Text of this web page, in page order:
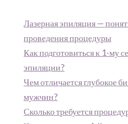
Лазерная эпиляция —
проведения процедуры
Как подготовиться к 1-му
эпиляции?
Чем отличается глубокое
мужчин?
Сколько требуется